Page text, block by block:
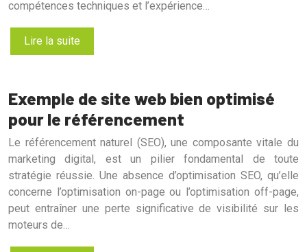
compétences techniques et l’expérience…
Lire la suite
Exemple de site web bien optimisé
pour le référencement
Le référencement naturel (SEO), une composante vitale du
marketing digital, est un pilier fondamental de toute
stratégie réussie. Une absence d’optimisation SEO, qu’elle
concerne l’optimisation on-page ou l’optimisation off-page,
peut entraîner une perte significative de visibilité sur les
moteurs de…